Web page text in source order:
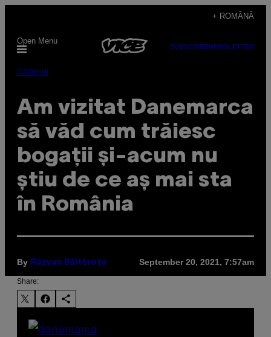
content
+ ROMÂNĂ
Open Menu
SUBSCRIBENEWSLETTER
Călătorii
Am vizitat Danemarca
să văd cum trăiesc
bogații și-acum nu
știu de ce aș mai sta
în România
By Răzvan Băltărețu September 20, 2021, 7:57am
Share: